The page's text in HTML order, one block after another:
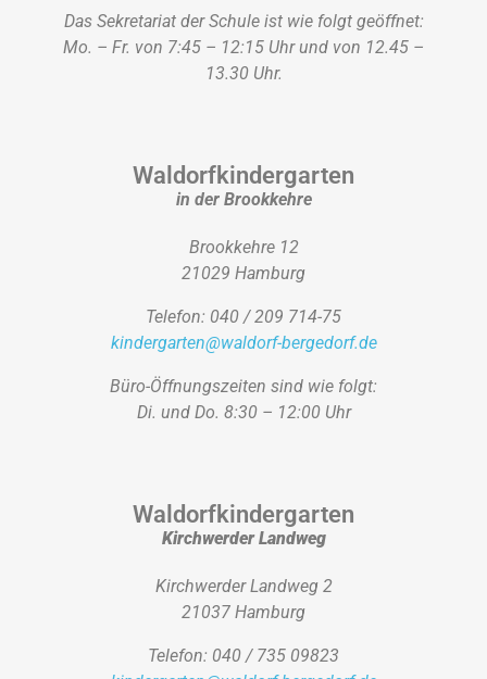
Das Sekretariat der Schule ist wie folgt geöffnet:
Mo. – Fr. von 7:45 – 12:15 Uhr und von 12.45 –
13.30 Uhr.
Waldorfkindergarten
in der Brookkehre
Brookkehre 12
21029 Hamburg
Telefon: 040 / 209 714-75
kindergarten@waldorf-bergedorf.de
Büro-Öffnungszeiten sind wie folgt:
Di. und Do. 8:30 – 12:00 Uhr
Waldorfkindergarten
Kirchwerder Landweg
Kirchwerder Landweg 2
21037 Hamburg
Telefon: 040 / 735 09823